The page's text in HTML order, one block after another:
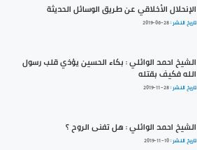
الإنحلال الأخلاقي عن طريق الوسائل الحديثة
تاريخ النشر :2019-06-28
الشيخ احمد الوائلي : بكاء الحسين يؤذي قلب رسول
الله فكيف بقتله
تاريخ النشر :2019-11-28
الشيخ احمد الوائلي : هل تفنى الروح ؟
تاريخ النشر :2019-11-10